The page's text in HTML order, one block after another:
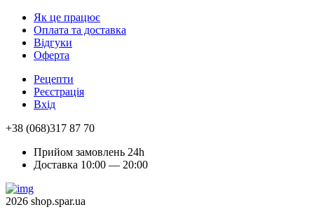
Як це працює
Оплата та доставка
Відгуки
Оферта
Рецепти
Реєстрація
Вхід
+38 (068)317 87 70
Прийом замовлень 24h
Доставка 10:00 — 20:00
2026 shop.spar.ua